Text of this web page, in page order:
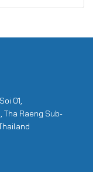
01,
Tha Raeng Sub-